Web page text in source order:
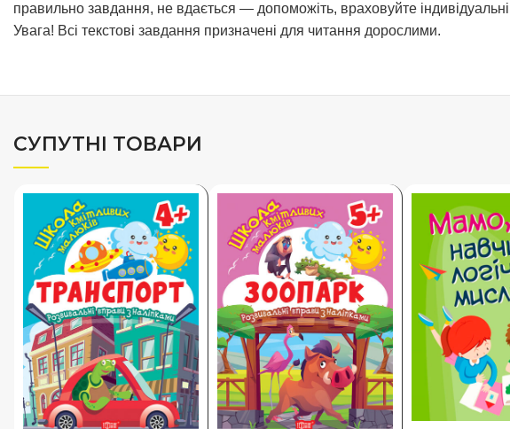
правильно завдання, не вдається — допоможіть, враховуйте
Увага! Всі текстові завдання призначені для читання дорослими.
СУПУТНІ ТОВАРИ